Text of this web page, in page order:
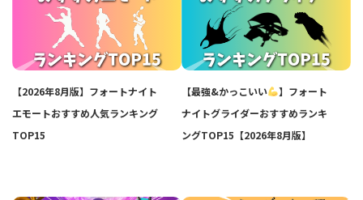
【2026年8月版】フォートナイト
エモートおすすめ人気ランキング
TOP15
【最強&かっこいい
】フォート
ナイトグライダーおすすめランキ
ングTOP15【2026年8月版】